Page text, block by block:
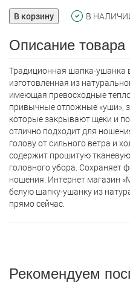
В корзину В
Описание товара
Традиционная шапкa-ушанка
изготовленная из
имеющая превосходные
привычные отложные «уши»,
которые закрывают щеки и
отлично подходит для
голову от сильного ветра и
содержит прошитую
головного убора. Сохраняет
ношения. Интернет магазин
белую шапку-ушанку из
прямо сейчас.
Рекомендуем